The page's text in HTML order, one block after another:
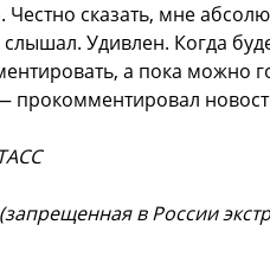
сказать, мне
Удивлен. Когда
а пока можно
прокомментировал
в России